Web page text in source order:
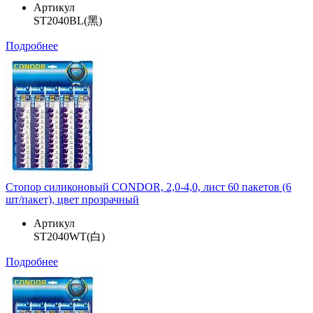
Артикул
ST2040BL(黑)
Подробнее
Стопор силиконовый CONDOR, 2,0-4,0, лист 60 пакетов (6
шт/пакет), цвет прозрачный
Артикул
ST2040WT(白)
Подробнее